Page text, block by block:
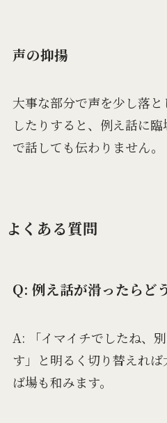
声の抑揚
大事な部分で声を少し落
したりすると、例え話に
で話しても伝わりません。
よくある質問
Q: 例え話が滑ったらど
A: 「イマイチでしたね、
す」と明るく切り替えれ
ば場も和みます。